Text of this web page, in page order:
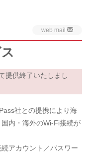
web mail
提供終了いたしまし
社との提携により海
内・海外のWi-Fi接続が
アカウント／パスワー